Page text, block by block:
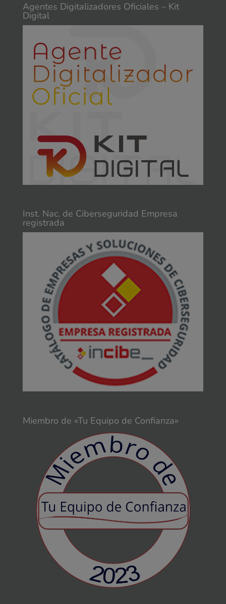
Agentes Digitalizadores Oficiales – Kit
Digital
Inst. Nac. de Ciberseguridad Empresa
registrada
Miembro de «Tu Equipo de Confianza»